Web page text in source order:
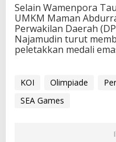
Selain Wamenpora
UMKM Maman
Perwakilan Daerah
Najamudin turut
peletakkan medali
KOI Olimpiade
SEA Games